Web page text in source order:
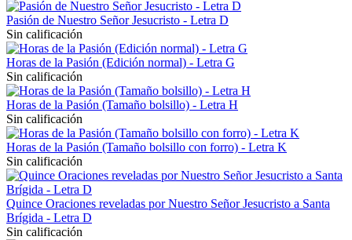
Pasión de Nuestro Señor Jesucristo - Letra D
Sin calificación
Horas de la Pasión (Edición normal) - Letra G
Sin calificación
Horas de la Pasión (Tamaño bolsillo) - Letra H
Sin calificación
Horas de la Pasión (Tamaño bolsillo con forro) - Letra K
Sin calificación
Quince Oraciones reveladas por Nuestro Señor Jesucristo a Santa
Brígida - Letra D
Sin calificación